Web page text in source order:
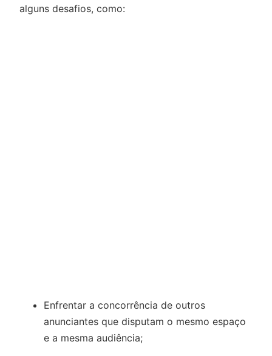
alguns desafios, como:
Enfrentar a concorrência de outros
anunciantes que disputam o mesmo espaço
e a mesma audiência;